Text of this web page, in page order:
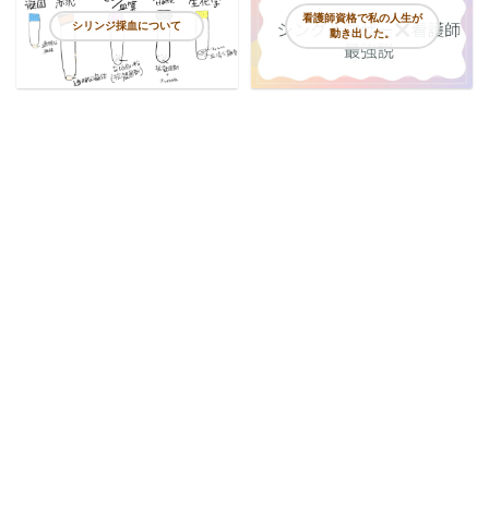
シリンジ採血について
看護師資格で私の人生が
動き出した。